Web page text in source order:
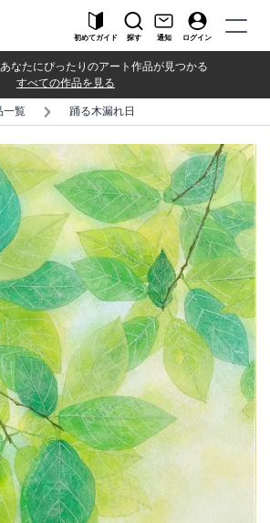
初めてガイド 探す 通知 ログイン
なたにぴったりのアート作品が見つかる
すべての作品を見る
一覧 踊る木漏れ日